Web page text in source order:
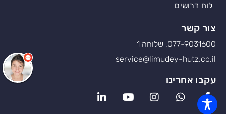
לוח דרושים
צור קשר
077-9031600, שלוחה 1
service@limudey-hutz.co.il
עקבו אחרינו